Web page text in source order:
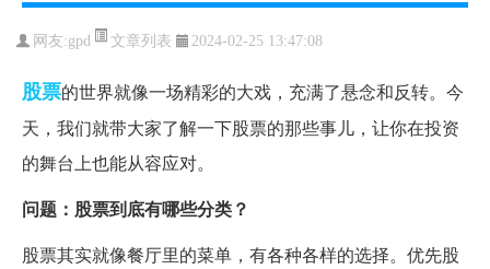
网友:gpd 文章列表 2024-02-25 13:47:08
股票的世界就像一场精彩的大戏，充满了悬念和反转。今
天，我们就带大家了解一下股票的那些事儿，让你在投资
的舞台上也能从容应对。
问题：股票到底有哪些分类？
股票其实就像餐厅里的菜单，有各种各样的选择。优先股